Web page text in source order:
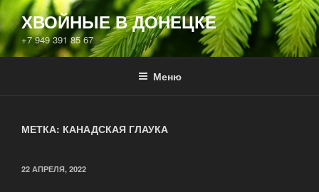
ХВОЙНЫЕ В ДОНЕЦКЕ
+7 949 391 85 67
Меню
МЕТКА: КАНАДСКАЯ ГЛАУКА
22 АПРЕЛЯ, 2022